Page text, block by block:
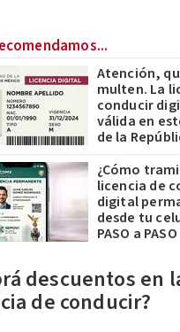
Atención,
multen. La
conducir
válida en
de la
¿Cómo
licencia de
digital
desde tu
PASO a PASO
descuentos en
de conducir?